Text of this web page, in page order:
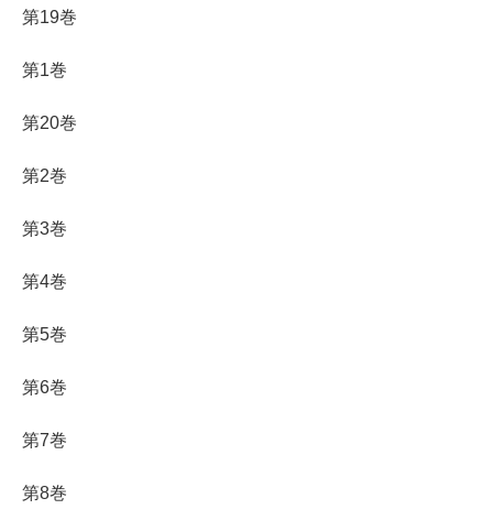
第19巻
第1巻
第20巻
第2巻
第3巻
第4巻
第5巻
第6巻
第7巻
第8巻